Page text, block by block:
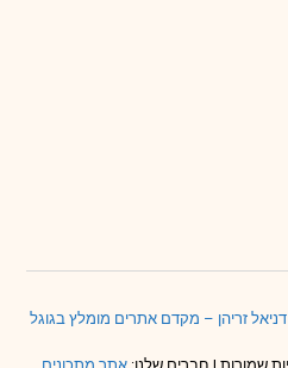
דניאל זריהן – מקדם אתרים מומלץ בגוגל